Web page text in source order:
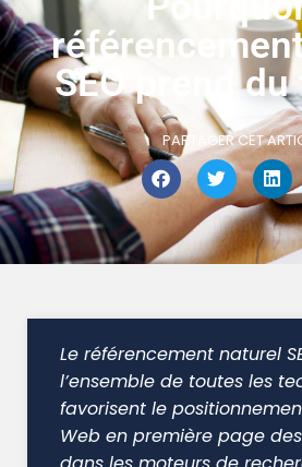
SEO prend
PARTAGER CET
Le référencement naturel
l’ensemble de toutes les
favorisent le
Web en première page